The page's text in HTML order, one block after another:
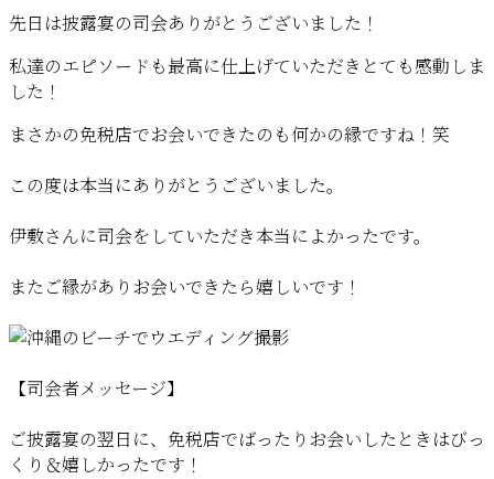
先日は披露宴の司会ありがとうございました！
私達のエピソードも最高に仕上げていただきとても感動しま
した！
まさかの免税店でお会いできたのも何かの縁ですね！笑
この度は本当にありがとうございました。
伊敷さんに司会をしていただき本当によかったです。
またご縁がありお会いできたら嬉しいです！
【司会者メッセージ】
ご披露宴の翌日に、免税店でばったりお会いしたときはびっ
くり＆嬉しかったです！